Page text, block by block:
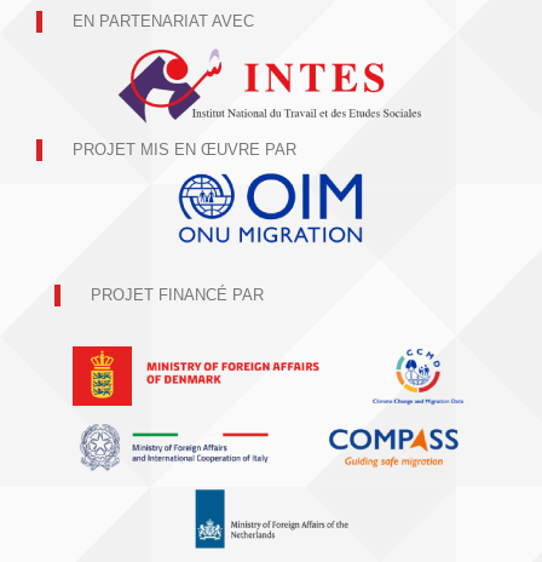
EN PARTENARIAT AVEC
PROJET MIS EN ŒUVRE PAR
PROJET FINANCÉ PAR